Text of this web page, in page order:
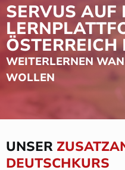
SERVUS AUF
ÖSTERREICH
WEITERLERNEN
WOLLEN
UNSER
DEUTSCHKURS